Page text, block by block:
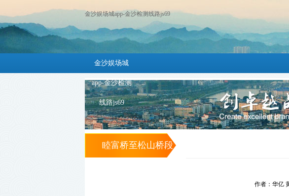
金沙娱场城app-金沙检测线路js69
金沙娱场城
app-金沙检测
线路js69
睦富桥至松山桥段
作者：华亿